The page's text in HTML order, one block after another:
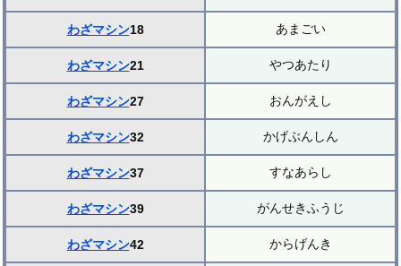
わざマシン18 あまごい
わざマシン21 やつあたり
わざマシン27 おんがえし
わざマシン32 かげぶんしん
わざマシン37 すなあらし
わざマシン39 がんせきふうじ
わざマシン42 からげんき